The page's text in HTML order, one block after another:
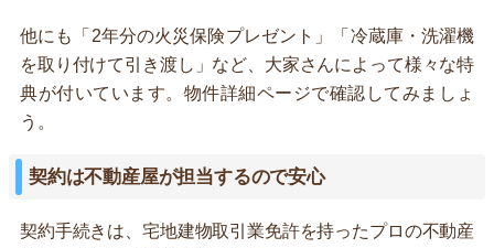
他にも「2年分の火災保険プレゼント」「冷蔵庫・洗濯機
を取り付けて引き渡し」など、大家さんによって様々な特
典が付いています。物件詳細ページで確認してみましょ
う。
契約は不動産屋が担当するので安心
契約手続きは、宅地建物取引業免許を持ったプロの不動産